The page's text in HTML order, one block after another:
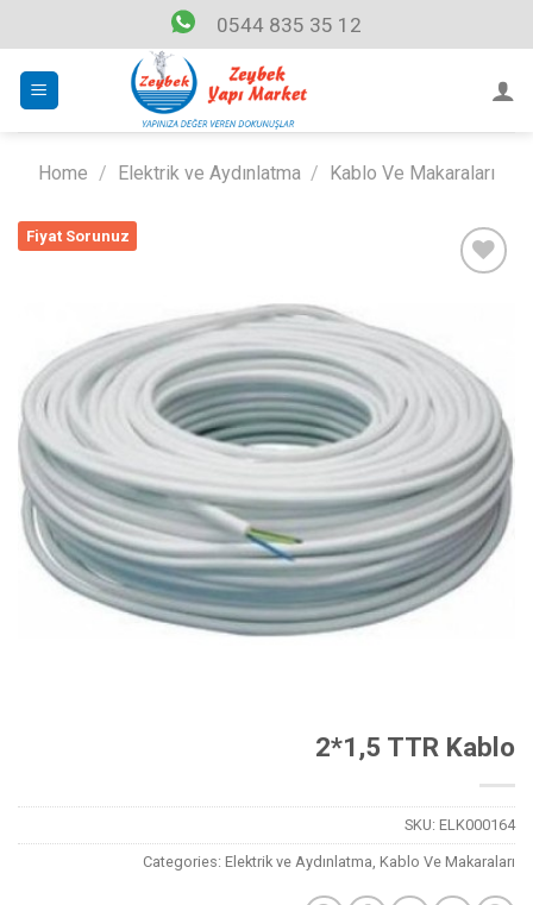
to
content
0544 835 35 12
Home / Elektrik ve Aydınlatma / Kablo Ve Makaraları
Fiyat Sorunuz
2*1,5 TTR Kablo
SKU: ELK000164
Categories: Elektrik ve Aydınlatma, Kablo Ve Makaraları